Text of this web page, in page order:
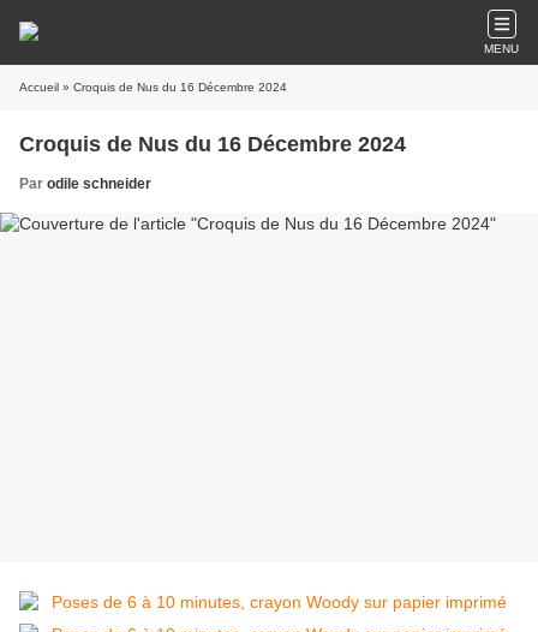
MENU
Accueil » Croquis de Nus du 16 Décembre 2024
Croquis de Nus du 16 Décembre 2024
Par odile schneider